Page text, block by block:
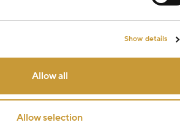
Show details
Allow all
Allow selection